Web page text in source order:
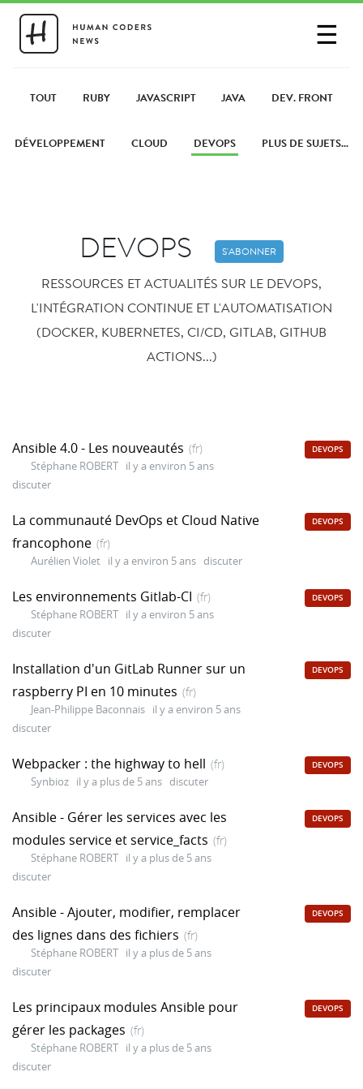
☰
PARTAGER UN LIEN
TOUT RUBY JAVASCRIPT JAVA DEV. FRONT
DÉVELOPPEMENT CLOUD DEVOPS PLUS DE SUJETS...
DEVOPS S'ABONNER
RESSOURCES ET ACTUALITÉS SUR LE DEVOPS,
L'INTÉGRATION CONTINUE ET L'AUTOMATISATION
(DOCKER, KUBERNETES, CI/CD, GITLAB, GITHUB
ACTIONS...)
Ansible 4.0 - Les nouveautés (fr)
Stéphane ROBERT il y a environ 5 ans
discuter
DEVOPS
La communauté DevOps et Cloud Native
francophone (fr)
Aurélien Violet il y a environ 5 ans discuter
DEVOPS
Les environnements Gitlab-CI (fr)
Stéphane ROBERT il y a environ 5 ans
discuter
DEVOPS
Installation d'un GitLab Runner sur un
raspberry PI en 10 minutes (fr)
Jean-Philippe Baconnais il y a environ 5 ans
discuter
DEVOPS
Webpacker : the highway to hell (fr)
Synbioz il y a plus de 5 ans discuter
DEVOPS
Ansible - Gérer les services avec les
modules service et service_facts (fr)
Stéphane ROBERT il y a plus de 5 ans
discuter
DEVOPS
Ansible - Ajouter, modifier, remplacer
des lignes dans des fichiers (fr)
Stéphane ROBERT il y a plus de 5 ans
discuter
DEVOPS
Les principaux modules Ansible pour
gérer les packages (fr)
Stéphane ROBERT il y a plus de 5 ans
discuter
DEVOPS